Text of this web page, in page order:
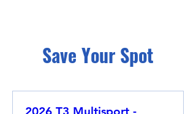
Save Your Spot